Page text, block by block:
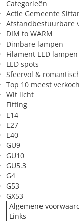
Categorieën
Actie Gemeente
Afstandbestuurbare
DIM to WARM
Dimbare lampen
Filament LED lampen
LED spots
Sfeervol &
Top 10 meest
Wit licht
Fitting
E14
E27
E40
GU9
GU10
GU5.3
G4
G53
GX53
Algemene
Links